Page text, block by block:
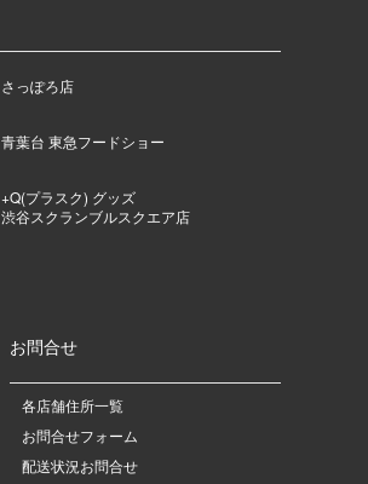
さっぽろ店
青葉台 東急フードショー
+Q(プラスク) グッズ
渋谷スクランブルスクエア店
お問合せ
各店舗住所一覧
お問合せフォーム
配送状況お問合せ